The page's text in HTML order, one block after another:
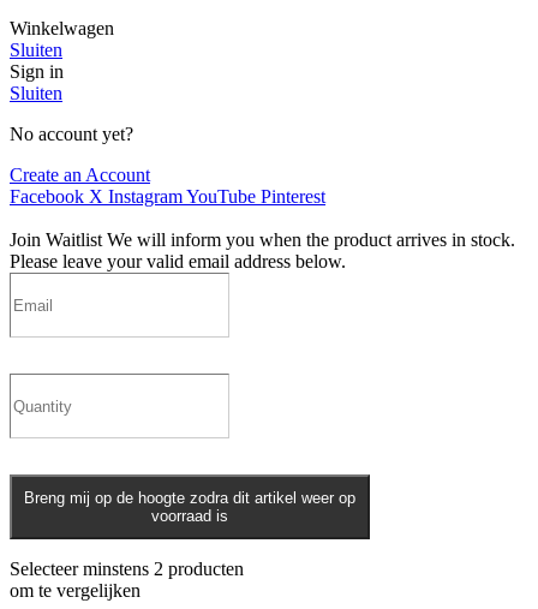
Winkelwagen
Sluiten
Sign in
Sluiten
No account yet?
Create an Account
Facebook X InstagramYouTube Pinterest
Join Waitlist We will inform you when the product arrives in stock.
Please leave your valid email address below.
Breng mij op de hoogte zodra dit artikel weer op
voorraad is
Selecteer minstens 2 producten
om te vergelijken